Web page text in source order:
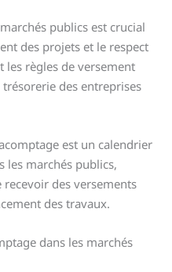
publics est crucial
des projets et le respect
les règles de versement
trésorerie des entreprises
est un calendrier
les marchés publics,
des versements
des travaux.
dans les marchés